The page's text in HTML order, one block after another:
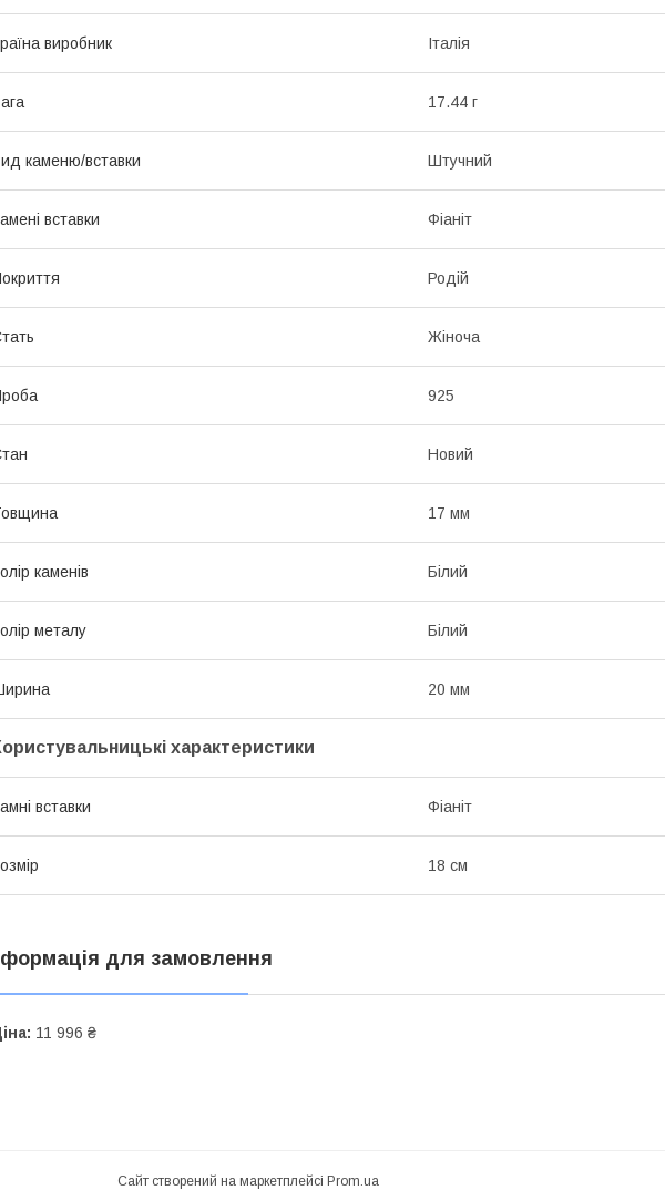
виробник Італія
17.44 г
каменю/вставки Штучний
вставки Фіаніт
Родій
Жіноча
925
Новий
17 мм
каменів Білий
металу Білий
20 мм
характеристики
вставки Фіаніт
18 см
для замовлення
11 996 ₴
Сайт створений на маркетплейсі Prom.ua